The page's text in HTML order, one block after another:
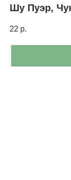
Шу Пуэр,
22 р.